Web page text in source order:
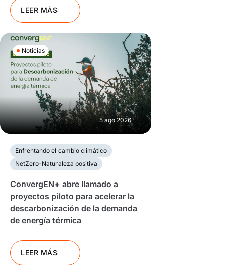
LEER MÁS
Noticias
5 ago 2026
Enfrentando el cambio climático
NetZero-Naturaleza positiva
ConvergEN+ abre llamado a
proyectos piloto para acelerar la
descarbonización de la demanda
de energía térmica
LEER MÁS